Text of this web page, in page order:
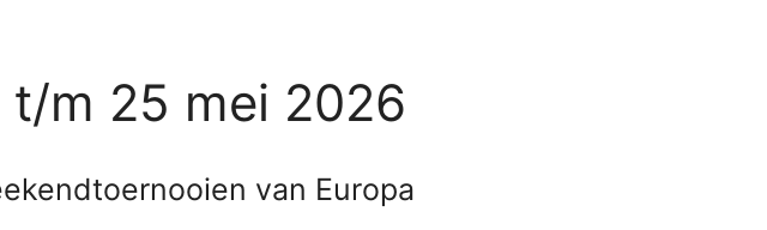
m 25 mei 2026
van Europa